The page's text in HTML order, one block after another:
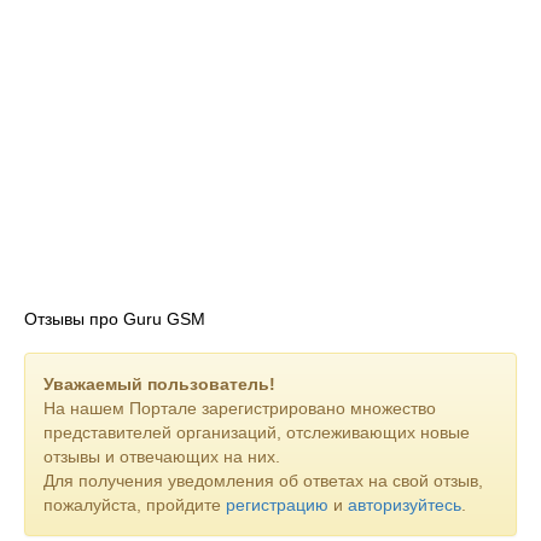
Отзывы про Guru GSM
Уважаемый пользователь!
На нашем Портале зарегистрировано множество
представителей организаций, отслеживающих новые
отзывы и отвечающих на них.
Для получения уведомления об ответах на свой отзыв,
пожалуйста, пройдите регистрацию и авторизуйтесь